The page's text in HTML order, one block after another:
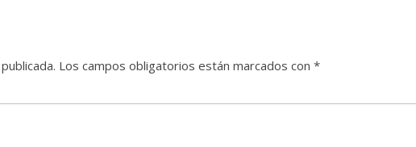
Los campos obligatorios están marcados con *